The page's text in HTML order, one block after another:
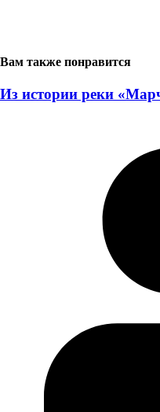
Вам также понравится
Из истории реки